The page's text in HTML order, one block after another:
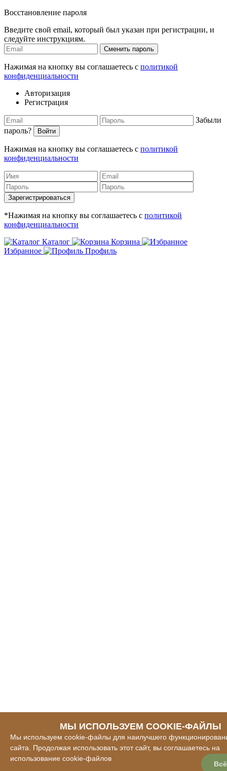
Восстановление пароля
Введите свой email, который был указан при регистрации, и
следуйте инструкциям.
Сменить пароль
Нажимая на кнопку вы соглашаетесь с политикой
конфиденциальности
Авторизация
Регистрация
Забыли
пароль?
Войти
Нажимая на кнопку вы соглашаетесь с политикой
конфиденциальности
Зарегистрироваться
*Нажимая на кнопку вы соглашаетесь с политикой
конфиденциальности
Каталог
Корзина
Избранное
Профиль
МЫ ИСПОЛЬЗУЕМ COOKIE-ФАЙЛЫ
Мы используем cookie-файлы для наилучшего
сайта. Продолжая использовать этот сайт, вы соглашаетесь на
использование cookie-файлов